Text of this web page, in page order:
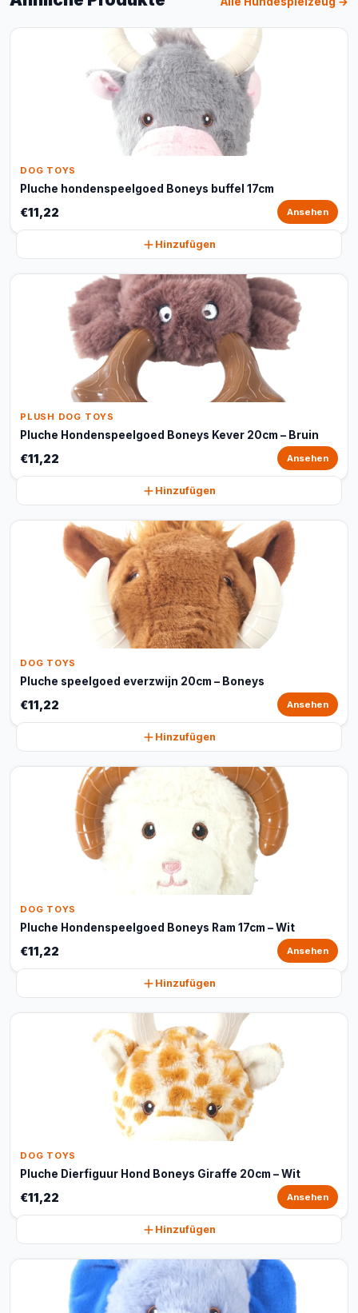
DOG TOYS
Pluche hondenspeelgoed Boneys buffel 17cm
€11,22 Ansehen
Hinzufügen
PLUSH DOG TOYS
Pluche Hondenspeelgoed Boneys Kever 20cm – Bruin
€11,22 Ansehen
Hinzufügen
DOG TOYS
Pluche speelgoed everzwijn 20cm – Boneys
€11,22 Ansehen
Hinzufügen
DOG TOYS
Pluche Hondenspeelgoed Boneys Ram 17cm – Wit
€11,22 Ansehen
Hinzufügen
DOG TOYS
Pluche Dierfiguur Hond Boneys Giraffe 20cm – Wit
€11,22 Ansehen
Hinzufügen